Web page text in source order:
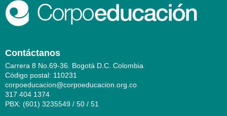
Contáctanos
Carrera 8 No.69-36. Bogotá D.C. Colombia
Código postal: 110231
corpoeducacion@corpoeducacion.org.co
317 404 1374
PBX: (601) 3235549 / 50 / 51